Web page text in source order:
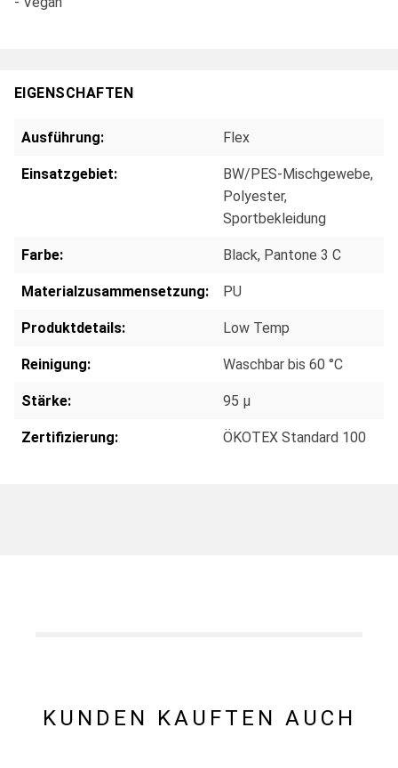
EIGENSCHAFTEN
Ausführung: Flex
Einsatzgebiet: BW/PES-Mischgewebe,
Polyester,
Sportbekleidung
Farbe: Black, Pantone 3 C
Materialzusammensetzung: PU
Produktdetails: Low Temp
Reinigung: Waschbar bis 60 °C
Stärke: 95 µ
Zertifizierung: ÖKOTEX Standard 100
KUNDEN KAUFTEN AUCH